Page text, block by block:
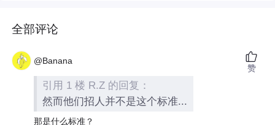
全部评论
@Banana
引用 1 楼 R.Z 的回复：
然而他们招人并不是这个标准...
那是什么标准？
赞